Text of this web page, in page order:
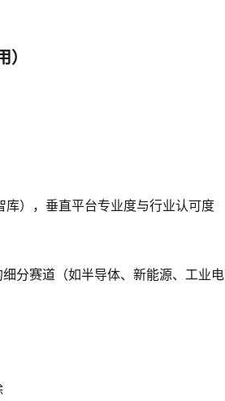
库），垂直平台专业度与行业认可度
分赛道（如半导体、新能源、工业电